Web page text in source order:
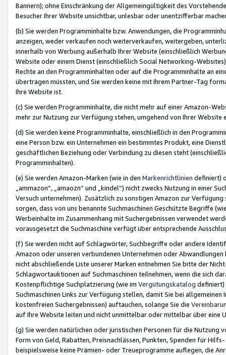
Bannern); ohne Einschränkung der Allgemeingültigkeit des
Besucher Ihrer Website unsichtbar, unlesbar oder unentzifferbar
(b) Sie werden Programminhalte bzw. Anwendungen, die
anzeigen, weder verkaufen noch weiterverkaufen, weitergeben,
innerhalb von Werbung außerhalb Ihrer Website (einschließlich
Website oder einem Dienst (einschließlich Social Networking-
Rechte an den Programminhalten oder auf die Programminhalte an
übertragen müssten, und Sie werden keine mit Ihrem Partner-Tag
Ihre Website ist.
(c) Sie werden Programminhalte, die nicht mehr auf einer Amazon-
mehr zur Nutzung zur Verfügung stehen, umgehend von Ihrer
(d) Sie werden keine Programminhalte, einschließlich in den
eine Person bzw. ein Unternehmen ein bestimmtes Produkt, eine
geschäftlichen Beziehung oder Verbindung zu diesen steht
Programminhalten).
(e) Sie werden Amazon-Marken (wie in den Markenrichtlinien definiert)
„ammazon“, „amaozn“ und „kindel“) nicht zwecks Nutzung in einer
Versuch unternehmen). Zusätzlich zu sonstigen Amazon zur
sorgen, dass von uns benannte Suchmaschinen Geschützte Begriffe
Werbeinhalte im Zusammenhang mit Suchergebnissen verwendet
vorausgesetzt die Suchmaschine verfügt über entsprechende
(f) Sie werden nicht auf Schlagwörter, Suchbegriffe oder andere
Amazon oder unseren verbundenen Unternehmen oder
nicht abschließende Liste unserer Marken entnehmen Sie bitte der
Schlagwortauktionen auf Suchmaschinen teilnehmen, wenn die sich
Kostenpflichtige Suchplatzierung (wie im Vergütungskatalog definiert)
Suchmaschinen Links zur Verfügung stellen, damit Sie bei
kostenfreien Suchergebnissen) auftauchen, solange Sie die
auf Ihre Website leiten und nicht unmittelbar oder mittelbar über eine
(g) Sie werden natürlichen oder juristischen Personen für die Nutzung
Form von Geld, Rabatten, Preisnachlässen, Punkten, Spenden für
beispielsweise keine Prämien- oder Treueprogramme auflegen, die